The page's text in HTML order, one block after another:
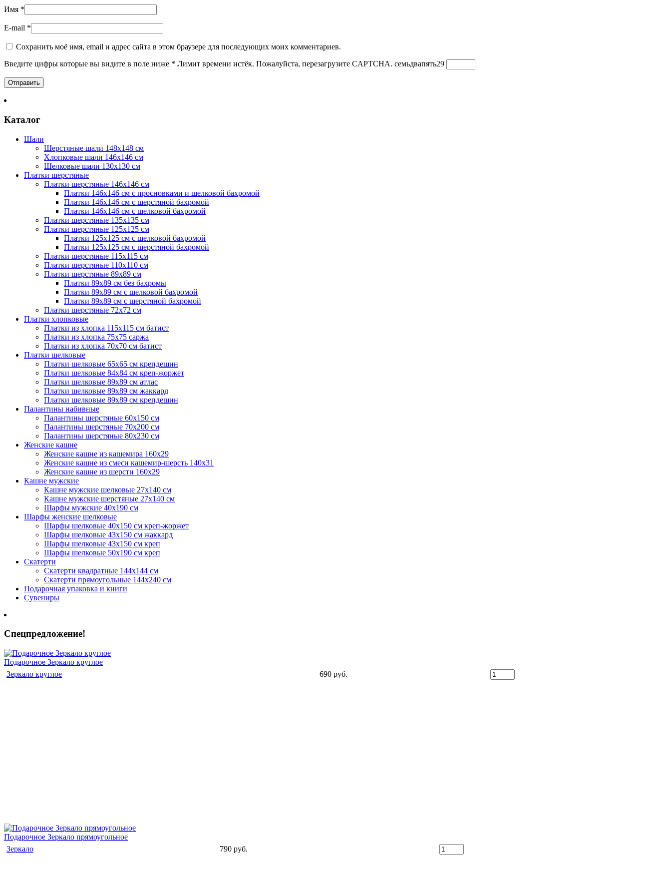
Имя *
E-mail *
Сохранить моё имя, email и адрес сайта в этом браузере для последующих моих комментариев.
Введите цифры которые вы видите в поле ниже * Лимит времени истёк. Пожалуйста, перезагрузите CAPTCHA. семьдвапять29
Каталог
Шали
Шерстяные шали 148х148 см
Хлопковые шали 146х146 см
Шелковые шали 130х130 см
Платки шерстяные
Платки шерстяные 146х146 см
Платки 146х146 см с просновками и шелковой бахромой
Платки 146х146 см с шерстяной бахромой
Платки 146х146 см с шелковой бахромой
Платки шерстяные 135х135 см
Платки шерстяные 125х125 см
Платки 125х125 см с шелковой бахромой
Платки 125х125 см с шерстяной бахромой
Платки шерстяные 115х115 см
Платки шерстяные 110х110 см
Платки шерстяные 89х89 см
Платки 89х89 см без бахромы
Платки 89х89 см с шелковой бахромой
Платки 89х89 см с шерстяной бахромой
Платки шерстяные 72х72 см
Платки хлопковые
Платки из хлопка 115х115 см батист
Платки из хлопка 75х75 саржа
Платки из хлопка 70х70 см батист
Платки шелковые
Платки шелковые 65х65 см крепдешин
Платки шелковые 84х84 см креп-жоржет
Платки шелковые 89х89 см атлас
Платки шелковые 89х89 см жаккард
Платки шелковые 89х89 см крепдешин
Палантины набивные
Палантины шерстяные 60х150 см
Палантины шерстяные 70х200 см
Палантины шерстяные 80х230 см
Женские кашне
Женские кашне из кашемира 160х29
Женские кашне из смеси кашемир-шерсть 140х31
Женские кашне из шерсти 160х29
Кашне мужские
Кашне мужские шелковые 27х140 см
Кашне мужские шерстяные 27х140 см
Шарфы мужские 40х190 см
Шарфы женские шелковые
Шарфы шелковые 40х150 см креп-жоржет
Шарфы шелковые 43х150 см жаккард
Шарфы шелковые 43х150 см креп
Шарфы шелковые 50х190 см креп
Скатерти
Скатерти квадратные 144х144 см
Скатерти прямоугольные 144х240 см
Подарочная упаковка и книги
Сувениры
Спецпредложение!
Подарочное Зеркало круглое
Зеркало круглое
690 руб.
Подарочное Зеркало прямоугольное
Зеркало
790 руб.